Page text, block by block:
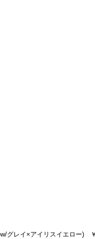
グレイ×アイリスイエロー)　